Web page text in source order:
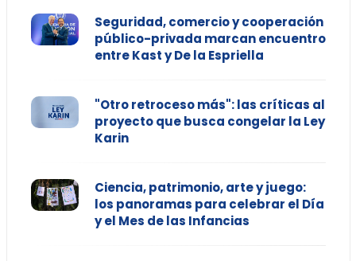
Seguridad, comercio y cooperación
público-privada marcan encuentro
entre Kast y De la Espriella
"Otro retroceso más": las críticas al
proyecto que busca congelar la Ley
Karin
Ciencia, patrimonio, arte y juego:
los panoramas para celebrar el Día
y el Mes de las Infancias